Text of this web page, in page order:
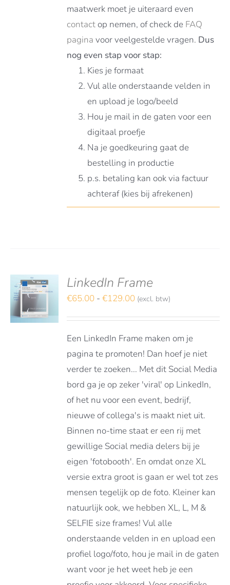
maatwerk moet je uiteraard even
contactop nemen, of check de FAQ
pagina voor veelgestelde vragen. Dus
nog even stap voor stap:
Kies je formaat
Vul alle onderstaande velden in
en upload je logo/beeld
Hou je mail in de gaten voor een
digitaal proefje
Na je goedkeuring gaat de
bestelling in productie
p.s. betaling kan ook via factuur
achteraf (kies bij afrekenen)
LinkedIn Frame
€65.00 - €129.00Prijsklasse:
€129.00
(excl. btw)
Een LinkedIn Frame maken om je
pagina te promoten! Dan hoef je niet
verder te zoeken... Met dit Social Media
bord ga je op zeker 'viral' op LinkedIn,
of het nu voor een event, bedrijf,
nieuwe of collega's is maakt niet uit.
Binnen no-time staat er een rij met
gewillige Social media delers bij je
eigen 'fotobooth'. En omdat onze XL
versie extra groot is gaan er wel tot zes
mensen tegelijk op de foto. Kleiner kan
natuurlijk ook, we hebben XL, L, M &
SELFIE size frames! Vul alle
onderstaande velden in en upload een
profiel logo/foto, hou je mail in de gaten
want voor je het weet heb je een